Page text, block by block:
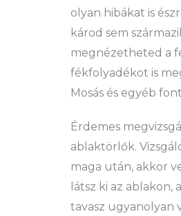
olyan hibákat is
károd sem
megnézetheted a
fékfolyadékot is
Mosás és egyéb
Érdemes
ablaktörlők.
maga után, akkor
látsz ki az
tavasz ugyanolyan